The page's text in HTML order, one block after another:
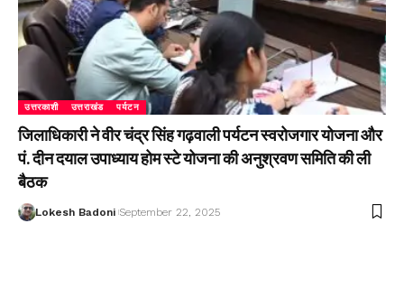
उत्तरकाशी उत्तराखंड पर्यटन
जिलाधिकारी ने वीर चंद्र सिंह गढ़वाली पर्यटन स्वरोजगार योजना और
पं. दीन दयाल उपाध्याय होम स्टे योजना की अनुश्रवण समिति की ली
बैठक
Lokesh Badoni September 22, 2025